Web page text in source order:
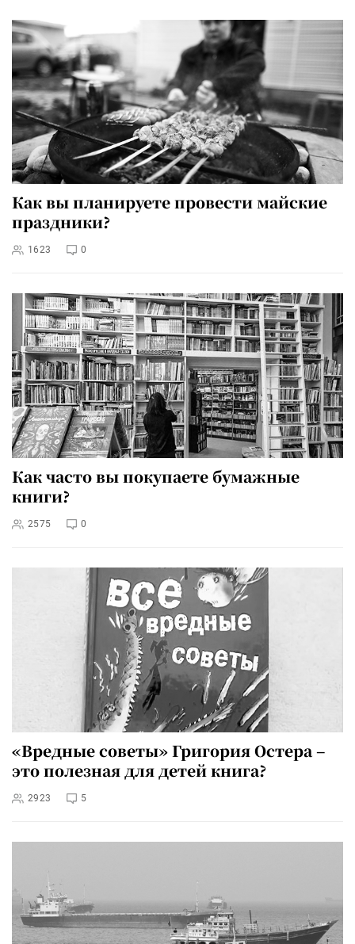
Как вы планируете провести майские
праздники?
1623 0
Как часто вы покупаете бумажные
книги?
2575 0
«Вредные советы» Григория Остера –
это полезная для детей книга?
2923 5